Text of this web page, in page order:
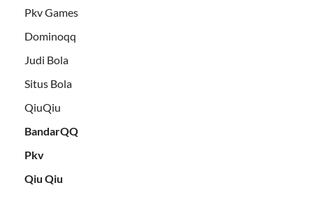
Pkv Games
Dominoqq
Judi Bola
Situs Bola
QiuQiu
BandarQQ
Pkv
Qiu Qiu